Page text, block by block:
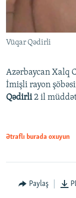
Vüqar Qədirli
Azərbaycan Xalq
İmişli rayon
Qədirli2 il
Ətraflı burada oxuyun
Paylaş